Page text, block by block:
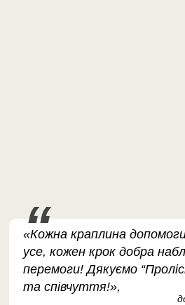
«Кожна краплина
усе, кожен крок добра
перемоги! Дякуємо
та співчуття!»,